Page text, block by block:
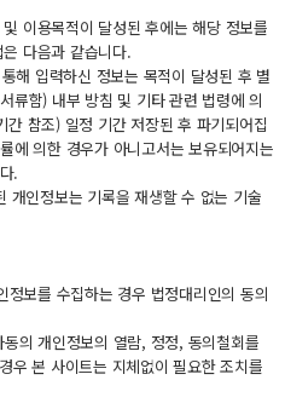
이용목적이 달성된 후에는 해당 정보를
다음과 같습니다.
해 입력하신 정보는 목적이 달성된 후 별
류함) 내부 방침 및 기타 관련 법령에 의
참조) 일정 기간 저장된 후 파기되어집
에 의한 경우가 아니고서는 보유되어지는
.
개인정보는 기록을 재생할 수 없는 기술
보를 수집하는 경우 법정대리인의 동의
의 개인정보의 열람, 정정, 동의철회를
우 본 사이트는 지체없이 필요한 조치를